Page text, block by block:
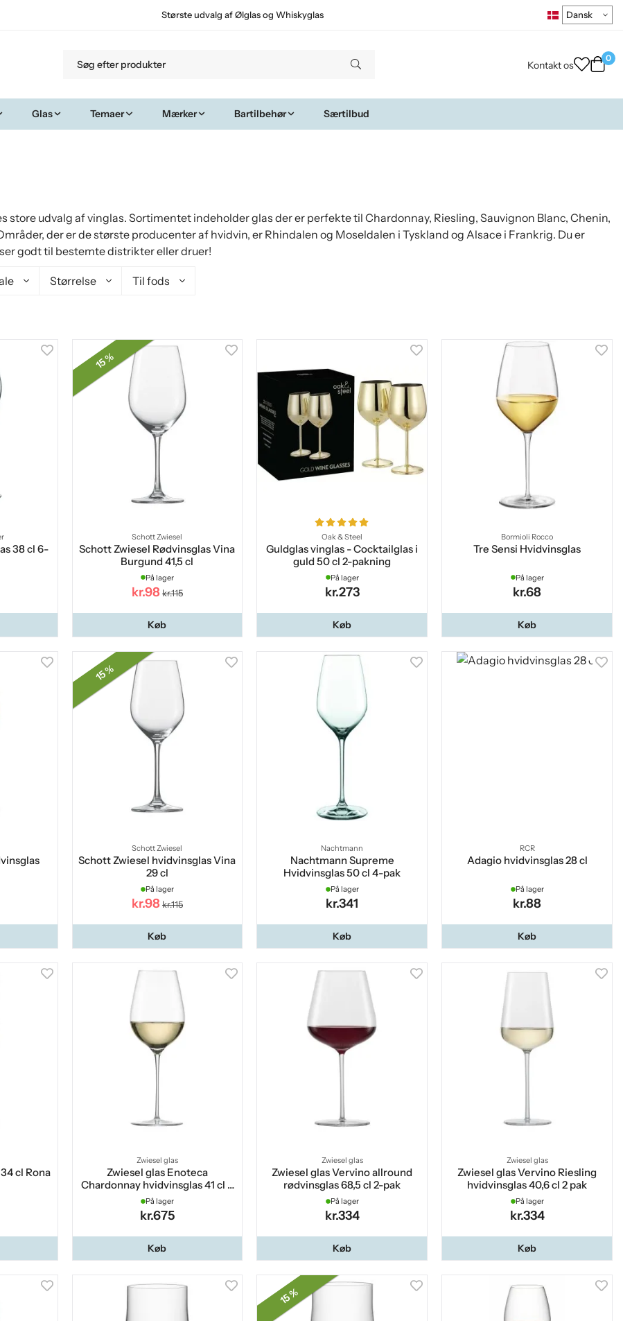
Største udvalg af Ølglas og Whiskyglas
Kontakt os
0
Glas Temaer Mærker Bartilbehør Særtilbud
store udvalg af vinglas. Sortimentet indeholder glas der er perfekte til Chardonnay, Riesling, Sauvignon Blanc, Chenin,
der er de største producenter af hvidvin, er Rhindalen og Moseldalen i Tyskland og Alsace i Frankrig. Du er
godt til bestemte distrikter eller druer!
Størrelse Til fods
38 cl 6-
15 %
Schott Zwiesel
Schott Zwiesel Rødvinsglas Vina
Burgund 41,5 cl
På lager
kr.98 kr.115
Køb
Oak & Steel
Guldglas vinglas - Cocktailglas i
guld 50 cl 2-pakning
På lager
kr.273
Køb
Bormioli Rocco
Tre Sensi Hvidvinsglas
På lager
kr.68
Køb
15 %
Schott Zwiesel
Schott Zwiesel hvidvinsglas Vina
29 cl
På lager
kr.98 kr.115
Køb
Nachtmann
Nachtmann Supreme
Hvidvinsglas 50 cl 4-pak
På lager
kr.341
Køb
RCR
Adagio hvidvinsglas 28 cl
På lager
kr.88
Køb
cl Rona
Zwiesel glas
Zwiesel glas Enoteca
Chardonnay hvidvinsglas 41 cl 2
pak
På lager
kr.675
Køb
Zwiesel glas
Zwiesel glas Vervino allround
rødvinsglas 68,5 cl 2-pak
På lager
kr.334
Køb
Zwiesel glas
Zwiesel glas Vervino Riesling
hvidvinsglas 40,6 cl 2 pak
På lager
kr.334
Køb
15 %